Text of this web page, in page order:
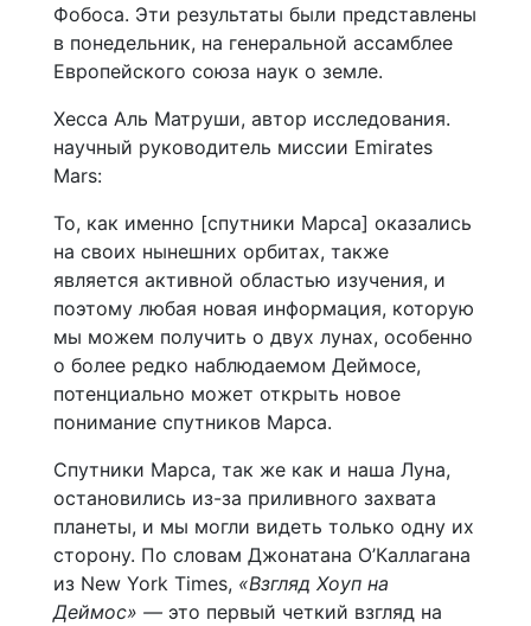
Фобоса. Эти результаты были представлены
в понедельник, на генеральной ассамблее
Европейского союза наук о земле.
Хесса Аль Матруши, автор исследования.
научный руководитель миссии Emirates
Mars:
То, как именно [спутники Марса] оказались
на своих нынешних орбитах, также
является активной областью изучения, и
поэтому любая новая информация, которую
мы можем получить о двух лунах, особенно
о более редко наблюдаемом Деймосе,
потенциально может открыть новое
понимание спутников Марса.
Спутники Марса, так же как и наша Луна,
остановились из-за приливного захвата
планеты, и мы могли видеть только одну их
сторону. По словам Джонатана О’Каллагана
из New York Times, «Взгляд Хоуп на
Деймос» — это первый четкий взгляд на